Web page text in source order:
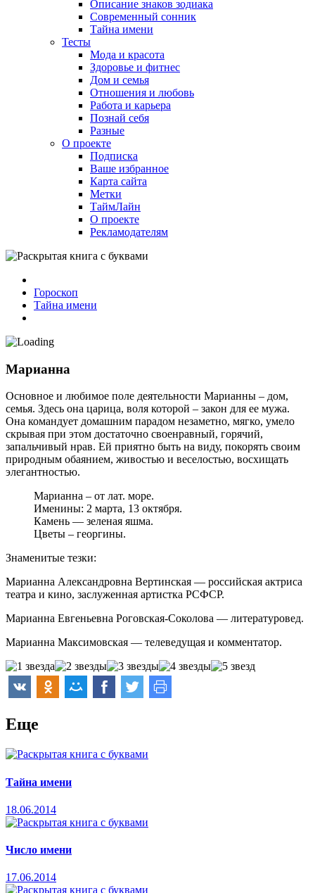
Описание знаков зодиака
Современный сонник
Тайна имени
Тесты
Мода и красота
Здоровье и фитнес
Дом и семья
Отношения и любовь
Работа и карьера
Познай себя
Разные
О проекте
Подписка
Ваше избранное
Карта сайта
Метки
ТаймЛайн
О проекте
Рекламодателям
Гороскоп
Тайна имени
Марианна
Основное и любимое поле деятельности Марианны – дом,
семья. Здесь она царица, воля которой – закон для ее мужа.
Она командует домашним парадом незаметно, мягко, умело
скрывая при этом достаточно своенравный, горячий,
запальчивый нрав. Ей приятно быть на виду, покорять своим
природным обаянием, живостью и веселостью, восхищать
элегантностью.
Марианна – от лат. море.
Именины: 2 марта, 13 октября.
Камень — зеленая яшма.
Цветы – георгины.
Знаменитые тезки:
Марианна Александровна Вертинская — российская актриса
театра и кино, заслуженная артистка РСФСР.
Марианна Евгеньевна Роговская-Соколова — литературовед.
Марианна Максимовская — телеведущая и комментатор.
Еще
Тайна имени
18.06.2014
Число имени
17.06.2014